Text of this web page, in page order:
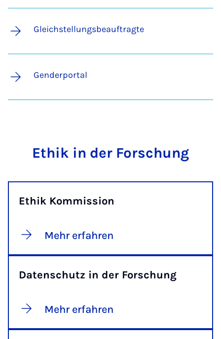
Gleichstellungsbeauftragte
Genderportal
Ethik in der Forschung
Ethik Kommission
Mehr erfahren
Datenschutz in der Forschung
Mehr erfahren